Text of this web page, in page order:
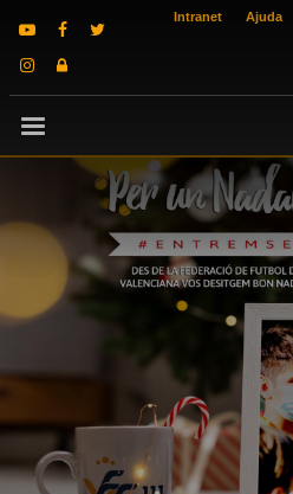
Intranet Ajuda